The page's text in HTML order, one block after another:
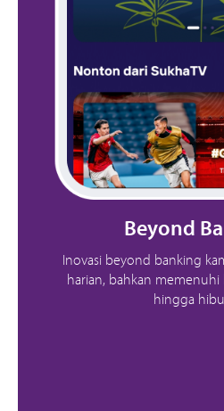
Beyond
Inovasi beyond banking
harian, bahkan
hingga